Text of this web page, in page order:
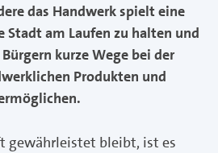
das Handwerk spielt eine
Stadt am Laufen zu halten und
kurze Wege bei der
Produkten und
gewährleistet bleibt, ist es